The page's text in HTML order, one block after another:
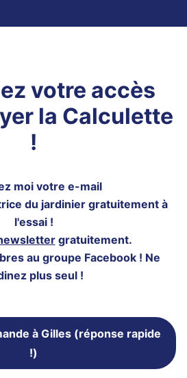
votre accès
la Calculette
!
moi votre e-mail
du jardinier gratuitement à
l'essai !
gratuitement.
au groupe Facebook ! Ne
plus seul !
à Gilles (réponse rapide
!)